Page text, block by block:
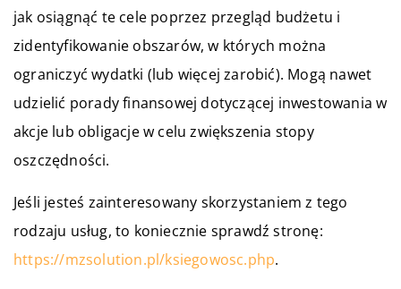
jak osiągnąć te cele poprzez przegląd budżetu i
zidentyfikowanie obszarów, w których można
ograniczyć wydatki (lub więcej zarobić). Mogą nawet
udzielić porady finansowej dotyczącej inwestowania w
akcje lub obligacje w celu zwiększenia stopy
oszczędności.
Jeśli jesteś zainteresowany skorzystaniem z tego
rodzaju usług, to koniecznie sprawdź stronę:
https://mzsolution.pl/ksiegowosc.php.